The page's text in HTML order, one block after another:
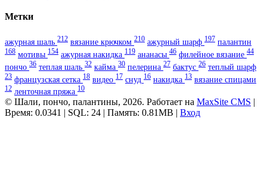
Метки
ажурная шаль 212 вязание крючком 210 ажурный шарф 197 палантин
168 мотивы 154 ажурная накидка 119 ананасы 46 филейное вязание 44
пончо 36 теплая шаль 32 кайма 30 пелерина 27 бактус 26 теплый шарф
23 французская сетка 18 видео 17 снуд 16 накидка 13 вязание спицами
12 ленточная пряжа 10
© Шали, пончо, палантины, 2026. Работает на MaxSite CMS |
Время: 0.0341 | SQL: 24 | Память: 0.81MB | Вход